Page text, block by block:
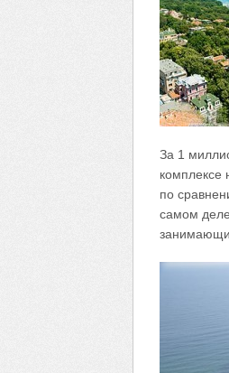
За 1
комплексе
по
самом